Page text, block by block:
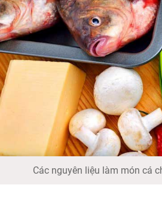
Các nguyên liệu làm món cá